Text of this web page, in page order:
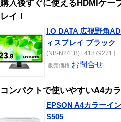
購入後すぐに使えるHDMIケー
レイ！
I.O DATA 広視野角
ィスプレイ ブラック
(NB-N241B) [ 41879271 ]
販売価格 お問合せ
コンパクトで使いやすいA4カ
EPSON A4カラーイ
S505